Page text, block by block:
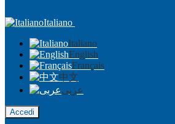
Italiano
Italiano
English
Français
中文
عربى
Accedi